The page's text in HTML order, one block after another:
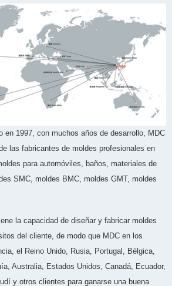
en 1997, con muchos años de desarrollo, MDC
las fabricantes de moldes profesionales en
para automóviles, baños, materiales de
SMC, moldes BMC, moldes GMT, moldes
la capacidad de diseñar y fabricar moldes
del cliente, de modo que MDC en los
el Reino Unido, Rusia, Portugal, Bélgica,
Australia, Estados Unidos, Canadá, Ecuador,
y otros clientes para ganarse una buena